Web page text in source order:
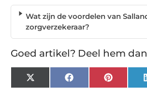
Wat zijn de voordelen van
zorgverzekeraar?
Goed artikel? Deel hem
X
(Twitter)
Facebook Pinterest